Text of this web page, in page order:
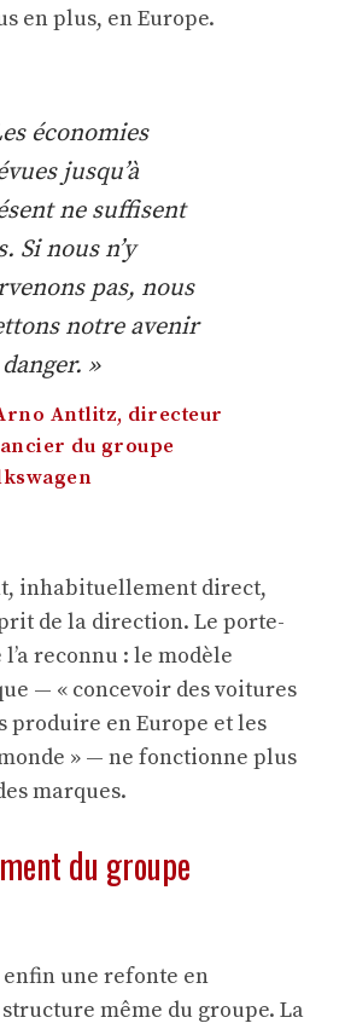
en plus, en Europe.
économies
jusqu’à
ne suffisent
Si nous n’y
pas, nous
notre avenir
»
Antlitz, directeur
du groupe
inhabituellement direct,
de la direction. Le porte-
reconnu : le modèle
— « concevoir des voitures
produire en Europe et les
» — ne fonctionne plus
marques.
du groupe
une refonte en
même du groupe. La